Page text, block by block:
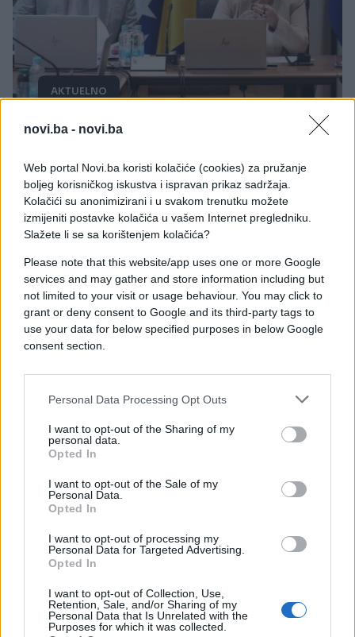
novi.ba - novi.ba
Web portal Novi.ba koristi kolačiće (cookies) za pružanje
boljeg korisničkog iskustva i ispravan prikaz sadržaja.
Kolačići su anonimizirani i u svakom trenutku možete
izmijeniti postavke kolačića u vašem Internet pregledniku.
Slažete li se sa korištenjem kolačića?
Please note that this website/app uses one or more Google
services and may gather and store information including but
not limited to your visit or usage behaviour. You may click to
grant or deny consent to Google and its third-party tags to
use your data for below specified purposes in below Google
consent section.
Personal Data Processing Opt Outs
I want to opt-out of the Sharing of my
personal data.
Opted In
I want to opt-out of the Sale of my
Personal Data.
Opted In
I want to opt-out of processing my
Personal Data for Targeted Advertising.
Opted In
I want to opt-out of Collection, Use,
Retention, Sale, and/or Sharing of my
Personal Data that Is Unrelated with the
Purposes for which it was collected.
AKTUELNO
07.05.25. 14:02
staviti samo 1 potpis
Saznaj više
BOSNA I HERCEGOVINA
05.05.25. 21:26
Nebojša Vukanović: Spremili smo platformu,
smijenit ćemo Krišto i Čavaru
Saznaj više